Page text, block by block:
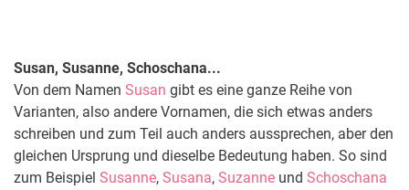
Susan, Susanne, Schoschana...
Von dem Namen Susan gibt es eine ganze Reihe von
Varianten, also andere Vornamen, die sich etwas anders
schreiben und zum Teil auch anders aussprechen, aber den
gleichen Ursprung und dieselbe Bedeutung haben. So sind
zum Beispiel Susanne, Susana, Suzanne und Schoschana